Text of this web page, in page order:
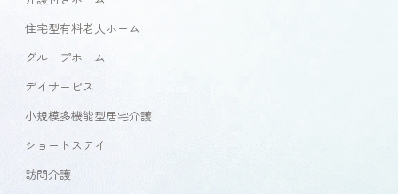
住宅型有料老人ホーム
グループホーム
デイサービス
小規模多機能型居宅介護
ショートステイ
訪問介護